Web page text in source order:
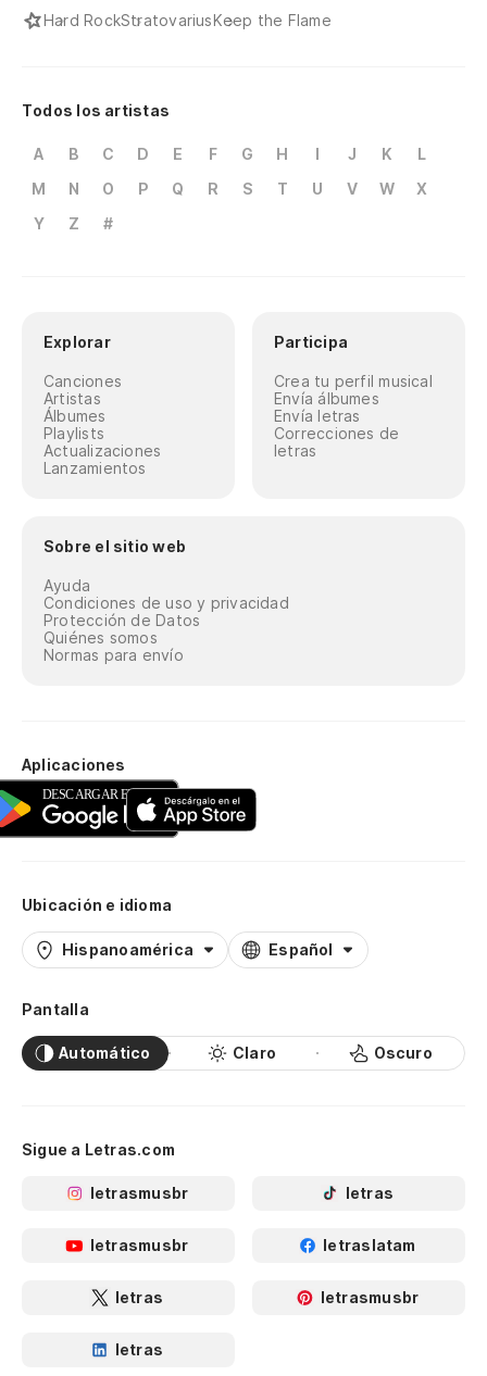
Hard RockStratovariusKeep the Flame
Todos los artistas
A B C D E F G H I J K
L
M
N O P Q R S T U V W
X
Y
Z #
Explorar
Canciones
Artistas
Álbumes
Playlists
Actualizaciones
Lanzamientos
Participa
Crea tu perfil musical
Envía álbumes
Envía letras
Correcciones de
letras
Sobre el sitio web
Ayuda
Condiciones de uso y privacidad
Protección de Datos
Quiénes somos
Normas para envío
Aplicaciones
Ubicación e idioma
Hispanoamérica Español
Pantalla
Automático Claro Oscuro
Sigue a Letras.com
letrasmusbr letras
letrasmusbr letraslatam
letras letrasmusbr
letras